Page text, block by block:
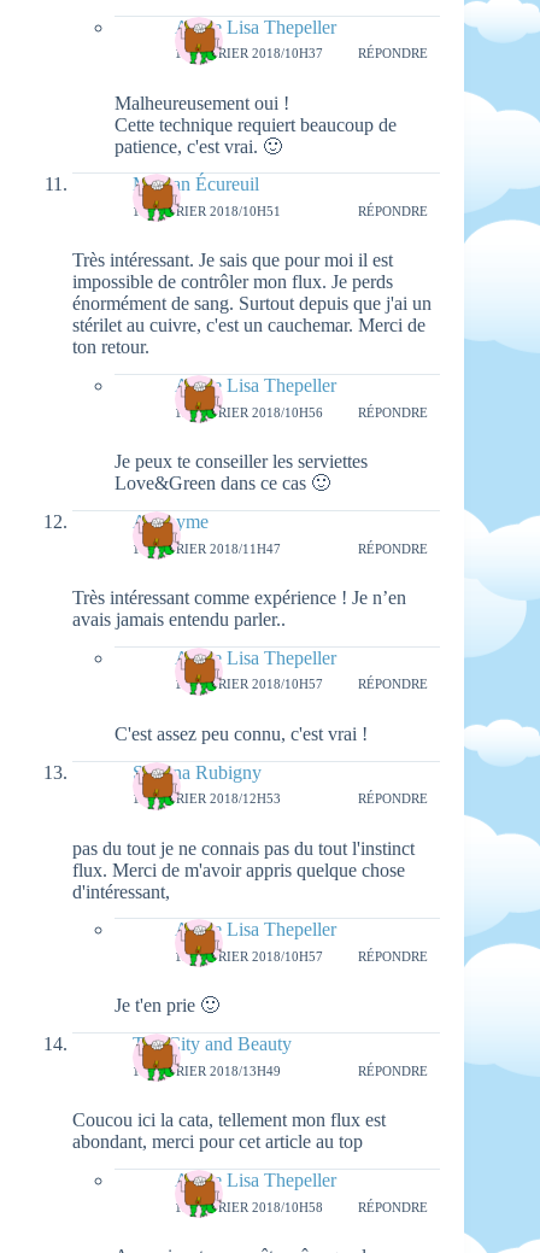
Aimie Lisa Thepeller
19 FÉVRIER 2018/10H37 RÉPONDRE
Malheureusement oui !
Cette technique requiert beaucoup de
patience, c'est vrai. 🙂
Maman Écureuil
16 FÉVRIER 2018/10H51 RÉPONDRE
Très intéressant. Je sais que pour moi il est
impossible de contrôler mon flux. Je perds
énormément de sang. Surtout depuis que j'ai un
stérilet au cuivre, c'est un cauchemar. Merci de
ton retour.
Aimie Lisa Thepeller
19 FÉVRIER 2018/10H56 RÉPONDRE
Je peux te conseiller les serviettes
Love&Green dans ce cas 🙂
Anonyme
16 FÉVRIER 2018/11H47 RÉPONDRE
Très intéressant comme expérience ! Je n’en
avais jamais entendu parler..
Aimie Lisa Thepeller
19 FÉVRIER 2018/10H57 RÉPONDRE
C'est assez peu connu, c'est vrai !
Sabrina Rubigny
16 FÉVRIER 2018/12H53 RÉPONDRE
pas du tout je ne connais pas du tout l'instinct
flux. Merci de m'avoir appris quelque chose
d'intéressant,
Aimie Lisa Thepeller
19 FÉVRIER 2018/10H57 RÉPONDRE
Je t'en prie 🙂
The City and Beauty
16 FÉVRIER 2018/13H49 RÉPONDRE
Coucou ici la cata, tellement mon flux est
abondant, merci pour cet article au top
Aimie Lisa Thepeller
19 FÉVRIER 2018/10H58 RÉPONDRE